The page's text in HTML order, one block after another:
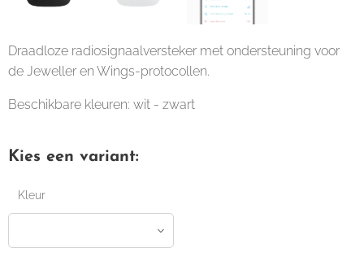
Draadloze radiosignaalversteker met ondersteuning voor
de Jeweller en Wings-protocollen.
Beschikbare kleuren: wit - zwart
Kies een variant:
Kleur